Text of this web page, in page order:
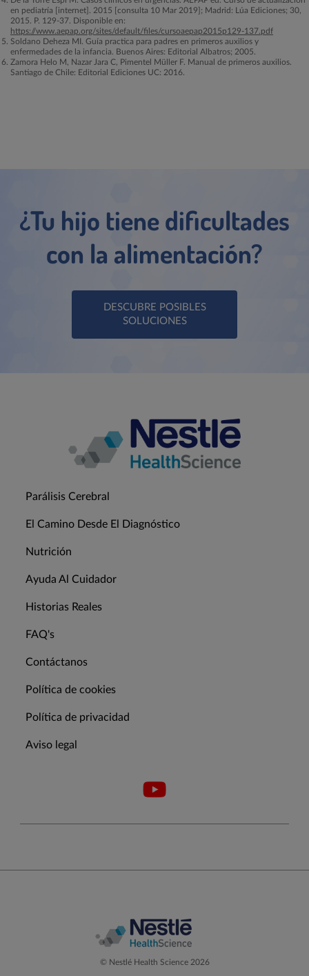
en pediatría [internet]. 2015 [consulta 10 Mar 2019]; Madrid: Lúa Ediciones; 30,
2015. P. 129-37. Disponible en:
https://www.aepap.org/sites/default/files/cursoaepap2015p129-137.pdf
Soldano Deheza MI. Guía practica para padres en primeros auxilios y
enfermedades de la infancia. Buenos Aires: Editorial Albatros; 2005.
Zamora Helo M, Nazar Jara C, Pimentel Müller F. Manual de primeros auxilios.
Santiago de Chile: Editorial Ediciones UC: 2016.
¿Tu hijo tiene dificultades
con la alimentación?
DESCUBRE POSIBLES
SOLUCIONES
Parálisis Cerebral
El Camino Desde El Diagnóstico
Nutrición
Ayuda Al Cuidador
Historias Reales
FAQ's
Contáctanos
Política de cookies
Política de privacidad
Aviso legal
© Nestlé Health Science 2026